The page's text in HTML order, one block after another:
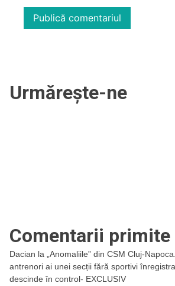
Urmărește-ne
Comentarii primite
Dacian la
„Anomaliile” din CSM Cluj-
antrenori ai unei secții fără sportivi
descinde în control- EXCLUSIV